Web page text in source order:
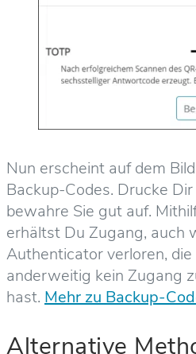
Nun erscheint auf dem
Backup-Codes. Drucke
bewahre Sie gut auf.
erhältst Du Zugang, auch
Authenticator verloren,
anderweitig kein Zugang
hast. Mehr zu Backup-
Alternative